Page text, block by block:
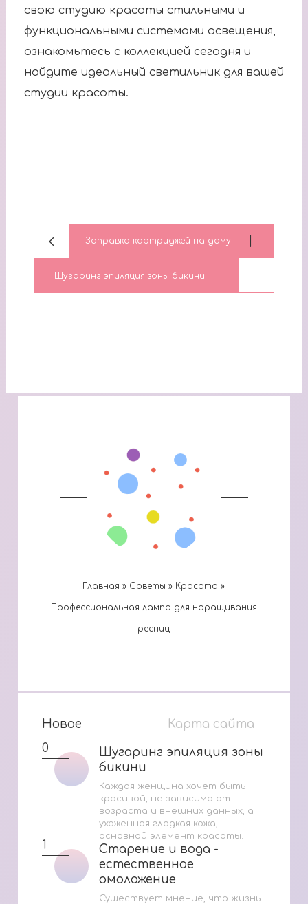
свою студию красоты стильными и
функциональными системами освещения,
ознакомьтесь с коллекцией сегодня и
найдите идеальный светильник для вашей
студии красоты.
Заправка картриджей на дому
Шугаринг эпиляция зоны бикини
Главная » Cоветы » Красота »
Профессиональная лампа для наращивания
ресниц
Новое
Карта сайта
0
Шугаринг эпиляция зоны
бикини
Шугаринг эпиляция зоны
бикини
Каждая женщина хочет быть
красивой, не зависимо от
возраста и внешних данных, а
ухоженная гладкая кожа,
основной элемент красоты.
1
Старение и вода -
естественное
омоложение
Старение и вода -
естественное
омоложение
Существует мнение, что жизнь